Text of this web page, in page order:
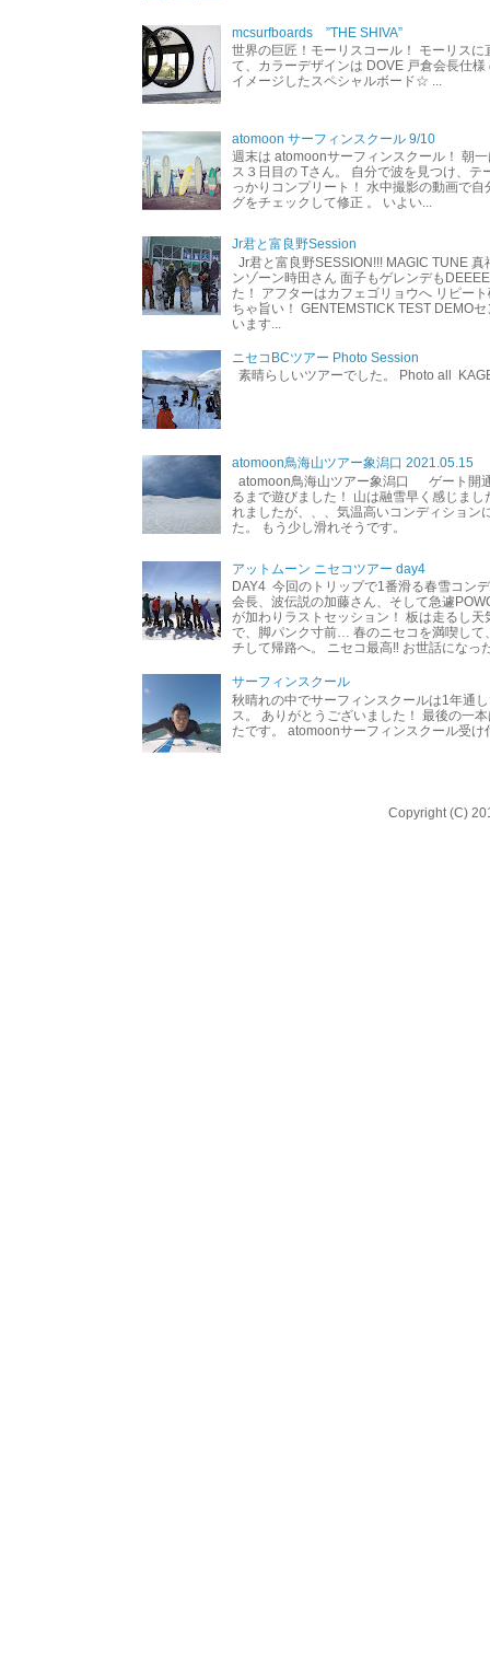
mcsurfboards ”THE SHIVA”
世界の巨匠！モーリスコール！ モーリスに
て、カラーデザインは DOVE 戸倉会長仕様
イメージしたスペシャルボード☆ ...
atomoon サーフィンスクール 9/10
週末は atomoonサーフィンスクール！ 朝
ス３日目の Tさん。 自分で波を見つけ、テ
っかりコンプリート！ 水中撮影の動画で自
グをチェックして修正 。 いよい...
Jr君と富良野Session
Jr君と富良野SESSION!!! MAGIC TUNE 真
ンゾーン時田さん 面子もゲレンデも
た！ アフターはカフェゴリョウへ リピー
ちゃ旨い！ GENTEMSTICK TEST DEMO
います...
ニセコBCツアー Photo Session
素晴らしいツアーでした。 Photo all
atomoon鳥海山ツアー象潟口 2021.05.15
atomoon鳥海山ツアー象潟口 ゲート開
るまで遊びました！ 山は融雪早く感じまし
れましたが、、、気温高いコンディション
た。 もう少し滑れそうです。
アットムーン ニセコツアー day4
DAY4 今回のトリップで1番滑る春雪コン
会長、波伝説の加藤さん、そして急遽
が加わりラストセッション！ 板は走るし天
で、脚パンク寸前… 春のニセコを満喫して
チして帰路へ。 ニセコ最高‼︎ お世話になっ
サーフィンスクール
秋晴れの中でサーフィンスクールは1年通
ス。 ありがとうございました！ 最後の一
たです。 atomoonサーフィンスクール受け
Copyright (C)